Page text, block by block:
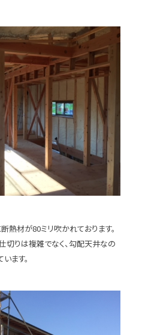
熱材が80ミリ吹かれております。
切りは複雑でなく、勾配天井なの
ます。